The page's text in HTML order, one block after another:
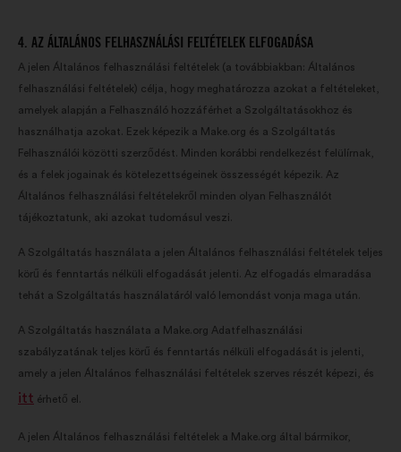
4. AZ ÁLTALÁNOS FELHASZNÁLÁSI FELTÉTELEK ELFOGADÁSA
A jelen Általános felhasználási feltételek (a továbbiakban: Általános
felhasználási feltételek) célja, hogy meghatározza azokat a feltételeket,
amelyek alapján a Felhasználó hozzáférhet a Szolgáltatásokhoz és
használhatja azokat. Ezek képezik a Make.org és a Szolgáltatás
Felhasználói közötti szerződést. Minden korábbi rendelkezést felülírnak,
és a felek jogainak és kötelezettségeinek összességét képezik. Az
Általános felhasználási feltételekről minden olyan Felhasználót
tájékoztatunk, aki azokat tudomásul veszi.
A Szolgáltatás használata a jelen Általános felhasználási feltételek teljes
körű és fenntartás nélküli elfogadását jelenti. Az elfogadás elmaradása
tehát a Szolgáltatás használatáról való lemondást vonja maga után.
A Szolgáltatás használata a Make.org Adatfelhasználási
szabályzatának teljes körű és fenntartás nélküli elfogadását is jelenti,
amely a jelen Általános felhasználási feltételek szerves részét képezi, és
itt érhető el.
A jelen Általános felhasználási feltételek a Make.org által bármikor,